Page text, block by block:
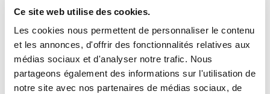
Ce site web utilise des cookies.
Les cookies nous permettent de personnaliser le contenu
et les annonces, d'offrir des fonctionnalités relatives aux
médias sociaux et d'analyser notre trafic. Nous
partageons également des informations sur l'utilisation de
notre site avec nos partenaires de médias sociaux, de
Auteurs
J.-Y. Blay, C. Honoré, E. Stoeckle, P. Meeus, M. Jafari,
F. Gouin, P. Anract, G. Ferron, A. Rochwerger, M.
Ropars, S. Carrere, F. Marchal, F. Sirveaux, A. Di Marco,